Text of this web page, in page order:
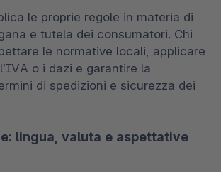
le proprie regole in materia di
e tutela dei consumatori. Chi
le normative locali, applicare
o i dazi e garantire la
di spedizioni e sicurezza dei
lingua, valuta e aspettative